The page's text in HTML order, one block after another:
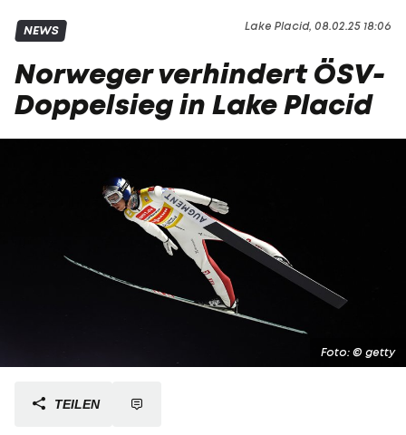
Lake Placid, 08.02.25 18:06
NEWS
Norweger verhindert ÖSV-
Doppelsieg in Lake Placid
Foto: © getty
TEILEN